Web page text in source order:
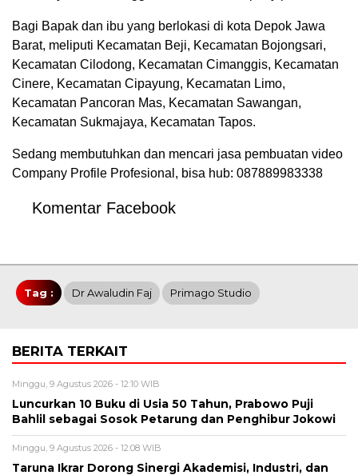
Bagi Bapak dan ibu yang berlokasi di kota Depok Jawa
Barat, meliputi Kecamatan Beji, Kecamatan Bojongsari,
Kecamatan Cilodong, Kecamatan Cimanggis, Kecamatan
Cinere, Kecamatan Cipayung, Kecamatan Limo,
Kecamatan Pancoran Mas, Kecamatan Sawangan,
Kecamatan Sukmajaya, Kecamatan Tapos.
Sedang membutuhkan dan mencari jasa pembuatan video
Company Profile Profesional, bisa hub: 087889983338
Komentar Facebook
Tag : Dr Awaludin Faj Primago Studio
BERITA TERKAIT
Minggu, 9 Agustus 2026 - 12:10 WIB
Luncurkan 10 Buku di Usia 50 Tahun, Prabowo Puji
Bahlil sebagai Sosok Petarung dan Penghibur Jokowi
Minggu, 9 Agustus 2026 - 12:08 WIB
Taruna Ikrar Dorong Sinergi Akademisi, Industri, dan